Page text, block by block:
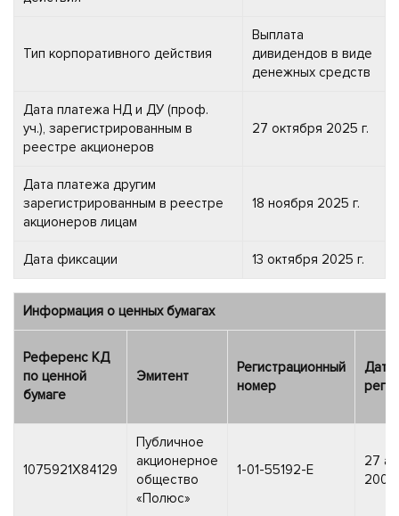
Тип корпоративного действия
Выплата
дивидендов в виде
денежных средств
Дата платежа НД и ДУ (проф.
уч.), зарегистрированным в
реестре акционеров
27 октября 2025 г.
Дата платежа другим
зарегистрированным в реестре
акционеров лицам
18 ноября 2025 г.
Дата фиксации 13 октября 2025 г.
Информация о ценных бумагах
Референс КД
по ценной
бумаге
Эмитент
Регистрационный
номер
Дата
1075921X84129
Публичное
акционерное
общество
«Полюс»
1-01-55192-E
27
2006